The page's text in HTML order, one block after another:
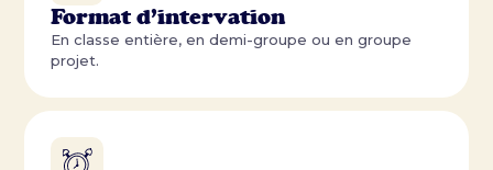
Format d’intervation
En classe entière, en demi-groupe ou en groupe
projet.